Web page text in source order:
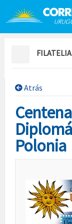
Saltar al contenido
FILATELIA
Atrás
Polonia